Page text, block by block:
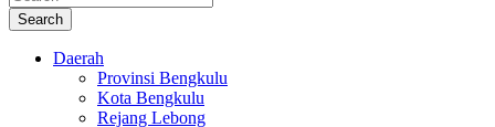
Search
Daerah
Provinsi Bengkulu
Kota Bengkulu
Rejang Lebong